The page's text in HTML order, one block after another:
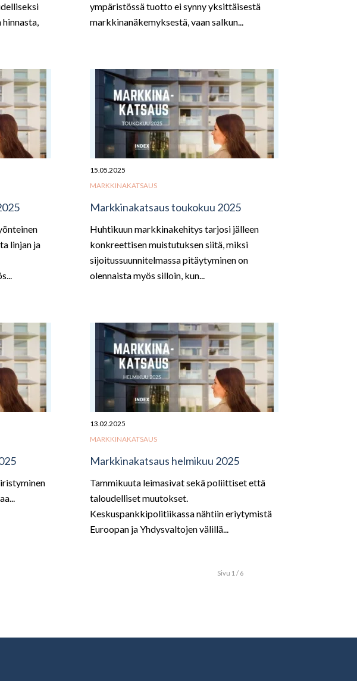
ympäristössä tuotto ei synny yksittäisestä
markkinanäkemyksestä, vaan salkun...
linjan ja
15.05.2025
MARKKINAKATSAUS
Markkinakatsaus toukokuu 2025
Huhtikuun markkinakehitys tarjosi jälleen
konkreettisen muistutuksen siitä, miksi
sijoitussuunnitelmassa pitäytyminen on
olennaista myös silloin, kun...
13.02.2025
MARKKINAKATSAUS
Markkinakatsaus helmikuu 2025
Tammikuuta leimasivat sekä poliittiset että
taloudelliset muutokset.
Keskuspankkipolitiikassa nähtiin eriytymistä
Euroopan ja Yhdysvaltojen välillä...
Sivu 1 / 6